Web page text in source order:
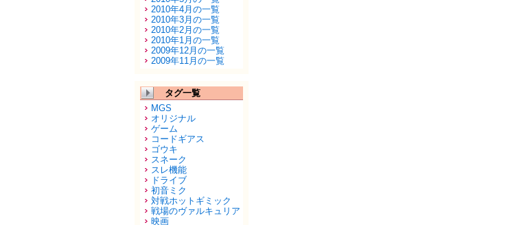
2010年4月の一覧
2010年3月の一覧
2010年2月の一覧
2010年1月の一覧
2009年12月の一覧
2009年11月の一覧
タグ一覧
MGS
オリジナル
ゲーム
コードギアス
ゴウキ
スネーク
スレ機能
ドライブ
初音ミク
対戦ホットギミック
戦場のヴァルキュリア
映画